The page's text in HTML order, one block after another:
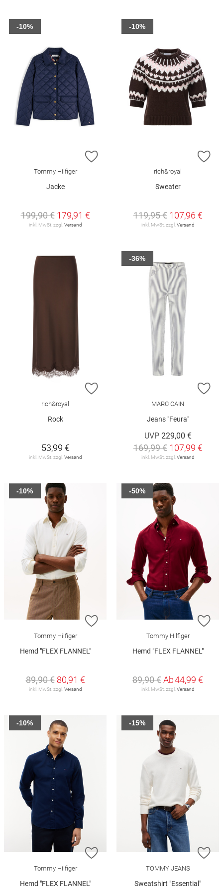
ZUR WUNSCHLISTE HINZUFÜGEN
Tommy Hilfiger
Jacke
199,90 € 179,91 €
inkl. MwSt. zzgl. Versand
-10%
rich&royal
Sweater
119,95 € 107,96 €
inkl. MwSt. zzgl. Versand
-10%
ZUR WUNSCHLISTE HINZUFÜGEN
rich&royal
Rock
53,99 €
inkl. MwSt. zzgl. Versand
MARC CAIN
Jeans "Feura"
UVP 229,00 €
169,99 € 107,99 €
inkl. MwSt. zzgl. Versand
-36%
ZUR WUNSCHLISTE HINZUFÜGEN
Tommy Hilfiger
Hemd "FLEX FLANNEL"
89,90 € 80,91 €
inkl. MwSt. zzgl. Versand
-10%
Tommy Hilfiger
Hemd "FLEX FLANNEL"
89,90 €Ab44,99 €
inkl. MwSt. zzgl. Versand
-50%
ZUR WUNSCHLISTE HINZUFÜGEN
Tommy Hilfiger
Hemd "FLEX FLANNEL"
-10%
TOMMY JEANS
Sweatshirt "Essential"
-15%